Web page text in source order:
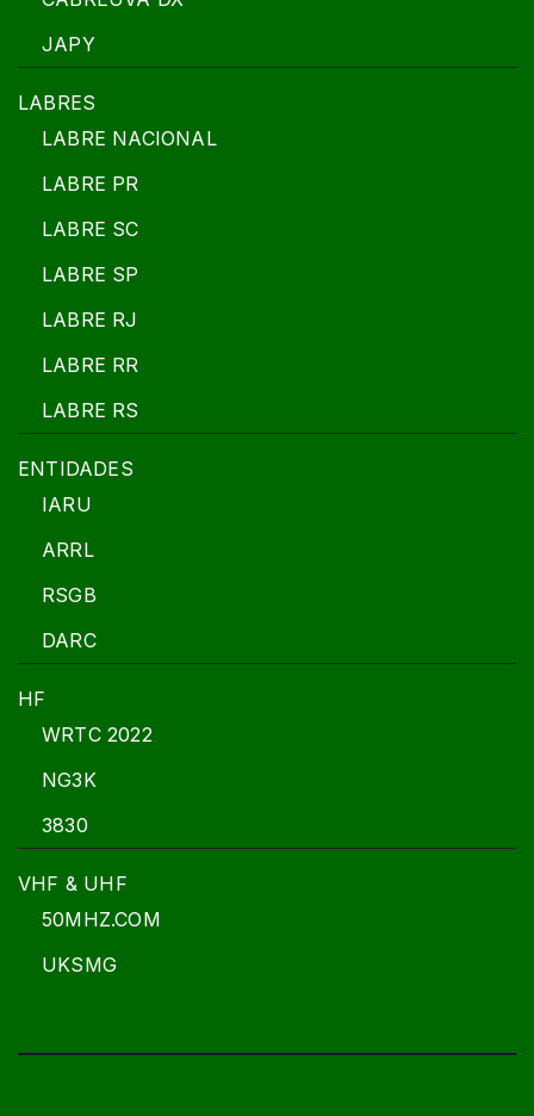
JAPY
LABRES
LABRE NACIONAL
LABRE PR
LABRE SC
LABRE SP
LABRE RJ
LABRE RR
LABRE RS
ENTIDADES
IARU
ARRL
RSGB
DARC
HF
WRTC 2022
NG3K
3830
VHF & UHF
50MHZ.COM
UKSMG